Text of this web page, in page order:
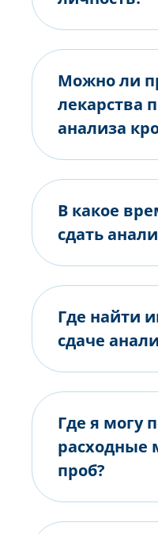
Можно ли
лекарства
анализа
В какое
сдать
Где найти
сдаче
Где я могу
расходные
проб?